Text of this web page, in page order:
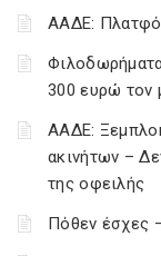
ΑΑΔΕ:
300 ευρώ τον
ΑΑΔΕ:
ακινήτων –
της οφειλής
Πόθεν έσχες